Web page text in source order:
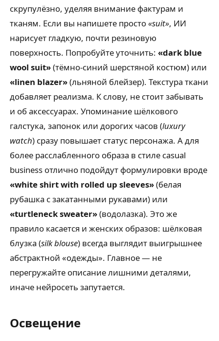
скрупулёзно, уделяя внимание фактурам и
тканям. Если вы напишете просто«suit», ИИ
нарисует гладкую, почти резиновую
поверхность. Попробуйте уточнить: «dark blue
wool suit»(тёмно-синий шерстяной костюм) или
«linen blazer»(льняной блейзер). Текстура ткани
добавляет реализма. К слову, не стоит забывать
и об аксессуарах. Упоминание шёлкового
галстука, запонок или дорогих часов (luxury
watch) сразу повышает статус персонажа. А для
более расслабленного образа в стиле casual
business отлично подойдут формулировки вроде
«white shirt with rolled up sleeves»(белая
рубашка с закатанными рукавами) или
«turtleneck sweater»(водолазка). Это же
правило касается и женских образов: шёлковая
блузка (silk blouse) всегда выглядит выигрышнее
абстрактной «одежды». Главное — не
перегружайте описание лишними деталями,
иначе нейросеть запутается.
Освещение